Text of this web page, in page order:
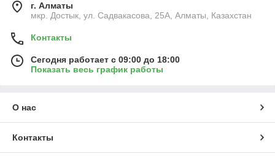
г. Алматы
мкр. Достык, ул. Садвакасова, 25А, Алматы, Казахстан
Контакты
Сегодня работает с 09:00 до 18:00
Показать весь график работы
О нас
Контакты